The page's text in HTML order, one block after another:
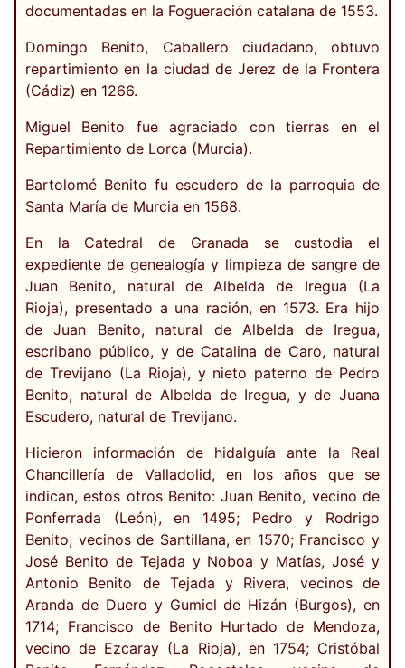
documentadas en la Fogueración catalana de 1553.
Domingo Benito, Caballero ciudadano, obtuvo
repartimiento en la ciudad de Jerez de la Frontera
(Cádiz) en 1266.
Miguel Benito fue agraciado con tierras en el
Repartimiento de Lorca (Murcia).
Bartolomé Benito fu escudero de la parroquia de
Santa María de Murcia en 1568.
En la Catedral de Granada se custodia el
expediente de genealogía y limpieza de sangre de
Juan Benito, natural de Albelda de Iregua (La
Rioja), presentado a una ración, en 1573. Era hijo
de Juan Benito, natural de Albelda de Iregua,
escribano público, y de Catalina de Caro, natural
de Trevijano (La Rioja), y nieto paterno de Pedro
Benito, natural de Albelda de Iregua, y de Juana
Escudero, natural de Trevijano.
Hicieron información de hidalguía ante la Real
Chancillería de Valladolid, en los años que se
indican, estos otros Benito: Juan Benito, vecino de
Ponferrada (León), en 1495; Pedro y Rodrigo
Benito, vecinos de Santillana, en 1570; Francisco y
José Benito de Tejada y Noboa y Matías, José y
Antonio Benito de Tejada y Rivera, vecinos de
Aranda de Duero y Gumiel de Hizán (Burgos), en
1714; Francisco de Benito Hurtado de Mendoza,
vecino de Ezcaray (La Rioja), en 1754; Cristóbal